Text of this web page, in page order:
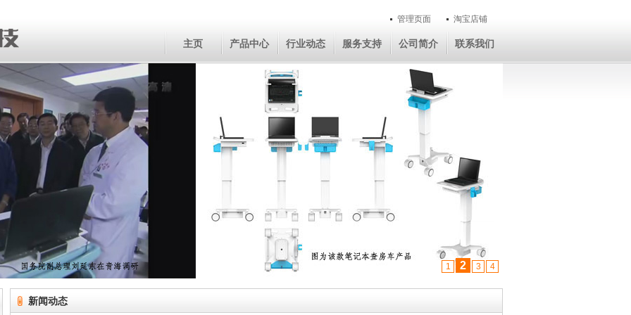
淘宝店铺
管理页面
联系我们
公司简介
服务支持
行业动态
产品中心
主页
1 2 3 4
新闻动态